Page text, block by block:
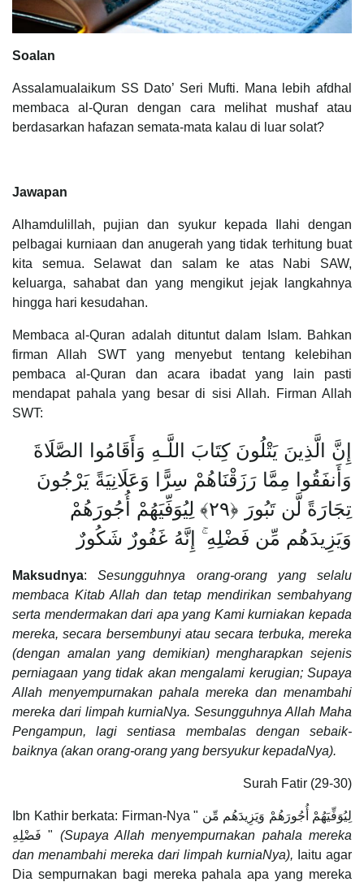
Soalan
Assalamualaikum SS Dato’ Seri Mufti. Mana lebih afdhal
membaca al-Quran dengan cara melihat mushaf atau
berdasarkan hafazan semata-mata kalau di luar solat?
Jawapan
Alhamdulillah, pujian dan syukur kepada Ilahi dengan
pelbagai kurniaan dan anugerah yang tidak terhitung buat
kita semua. Selawat dan salam ke atas Nabi SAW,
keluarga, sahabat dan yang mengikut jejak langkahnya
hingga hari kesudahan.
Membaca al-Quran adalah dituntut dalam Islam. Bahkan
firman Allah SWT yang menyebut tentang kelebihan
pembaca al-Quran dan acara ibadat yang lain pasti
mendapat pahala yang besar di sisi Allah. Firman Allah
SWT:
إِنَّ الَّذِينَ يَتْلُونَ كِتَابَ اللَّـهِ وَأَقَامُوا الصَّلَاةَ
وَأَنفَقُوا مِمَّا رَزَقْنَاهُمْ سِرًّا وَعَلَانِيَةً يَرْجُونَ
تِجَارَةً لَّن تَبُورَ ﴿٢٩﴾ لِيُوَفِّيَهُمْ أُجُورَهُمْ
وَيَزِيدَهُم مِّن فَضْلِهِ ۚ إِنَّهُ غَفُورٌ شَكُورٌ
Maksudnya:Sesungguhnya orang-orang yang selalu
membaca Kitab Allah dan tetap mendirikan sembahyang
serta mendermakan dari apa yang Kami kurniakan kepada
mereka, secara bersembunyi atau secara terbuka, mereka
(dengan amalan yang demikian) mengharapkan sejenis
perniagaan yang tidak akan mengalami kerugian; Supaya
Allah menyempurnakan pahala mereka dan menambahi
mereka dari limpah kurniaNya. Sesungguhnya Allah Maha
Pengampun, lagi sentiasa membalas dengan sebaik-
baiknya (akan orang-orang yang bersyukur kepadaNya).
Surah Fatir (29-30)
Ibn Kathir berkata: Firman-Nya " لِيُوَفِّيَهُمْ أُجُورَهُمْ وَيَزِيدَهُم مِّن
فَضْلِهِ " (Supaya Allah menyempurnakan pahala mereka
dan menambahi mereka dari limpah kurniaNya), Iaitu agar
Dia sempurnakan bagi mereka pahala apa yang mereka